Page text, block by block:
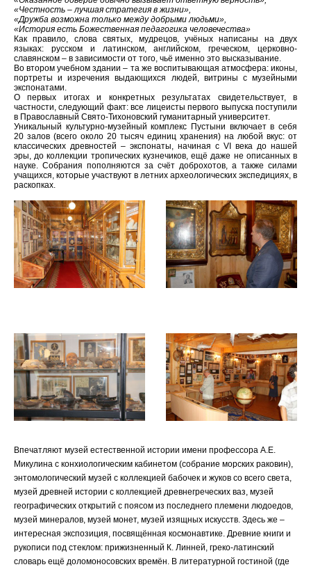
«Честность – лучшая стратегия в жизни»,
«Дружба возможна только между добрыми людьми»,
«История есть Божественная педагогика человечества»
Как правило, слова святых, мудрецов, учёных написаны на двух
языках: русском и латинском, английском, греческом, церковно-
славянском – в зависимости от того, чьё именно это высказывание.
Во втором учебном здании – та же воспитывающая атмосфера: иконы,
портреты и изречения выдающихся людей, витрины с музейными
экспонатами.
О первых итогах и конкретных результатах свидетельствует, в
частности, следующий факт: все лицеисты первого выпуска поступили
в Православный Свято-Тихоновский гуманитарный университет.
Уникальный культурно-музейный комплекс Пустыни включает в себя
20 залов (всего около 20 тысяч единиц хранения) на любой вкус: от
классических древностей – экспонаты, начиная с VI века до нашей
эры, до коллекции тропических кузнечиков, ещё даже не описанных в
науке. Собрания пополняются за счёт доброхотов, а также силами
учащихся, которые участвуют в летних археологических экспедициях, в
раскопках.
Впечатляют музей естественной истории имени профессора А.Е.
Микулина с конхиологическим кабинетом (собрание морских раковин),
энтомологический музей с коллекцией бабочек и жуков со всего света,
музей древней истории с коллекцией древнегреческих ваз, музей
географических открытий с поясом из последнего племени людоедов,
музей минералов, музей монет, музей изящных искусств. Здесь же –
интересная экспозиция, посвящённая космонавтике. Древние книги и
рукописи под стеклом: прижизненный К. Линней, греко-латинский
словарь ещё доломоносовских времён. В литературной гостиной (где